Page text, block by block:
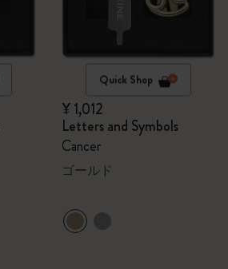
Quick Shop
¥ 1,012
Letters and Symbols
Cancer
ゴールド